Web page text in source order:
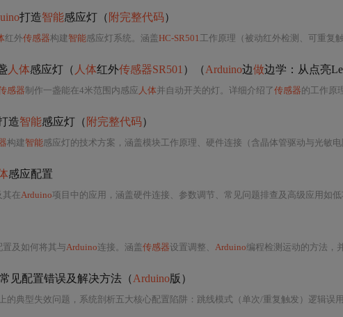
打造智能感应灯（ 附完整代码）
红外传感器构建智能感应灯系统。涵盖 HC-SR501工作原理（被动红外检测、可重复触发模式）、硬件连接（
人体感应灯（ 人体红外传感器SR501 ）（Arduino边做边学：从点亮
感器制作一盏能在4米范围内感应 人体并自动开关的灯。详细介绍了传感器的工作原理、
造智能感应灯（ 附完整代码）
构建智能感应灯的技术方案，涵盖模块工作原理、硬件连接（含晶体管驱动与光敏电阻扩展）、抗
感应配置
其在Arduino项目中的应用，涵盖硬件连接、参数调节、常见问题排查及高级应用如低功耗唤醒、分布式安防和WiFi联动上报。突出其作为环境感知入门器件的优势，并
及如何将其与Arduino连接。涵盖 传感器设置调整、 Arduino编程检测运动的方法，
见配置错误及解决方法（Arduino版）
失效问题，系统剖析五大核心配置陷阱：跳线模式（单次/重复触发）逻辑误用、灵敏度与延迟旋钮的非线性校准、环境热干扰（空调/阳光/热源）、电源噪声与接地不良、菲涅尔透镜安装姿态及探测物理特性。